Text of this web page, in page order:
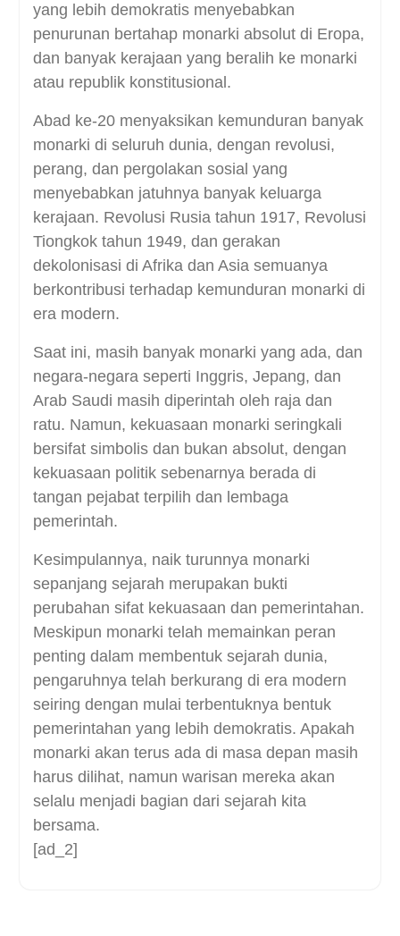
yang lebih demokratis menyebabkan
penurunan bertahap monarki absolut di Eropa,
dan banyak kerajaan yang beralih ke monarki
atau republik konstitusional.
Abad ke-20 menyaksikan kemunduran banyak
monarki di seluruh dunia, dengan revolusi,
perang, dan pergolakan sosial yang
menyebabkan jatuhnya banyak keluarga
kerajaan. Revolusi Rusia tahun 1917, Revolusi
Tiongkok tahun 1949, dan gerakan
dekolonisasi di Afrika dan Asia semuanya
berkontribusi terhadap kemunduran monarki di
era modern.
Saat ini, masih banyak monarki yang ada, dan
negara-negara seperti Inggris, Jepang, dan
Arab Saudi masih diperintah oleh raja dan
ratu. Namun, kekuasaan monarki seringkali
bersifat simbolis dan bukan absolut, dengan
kekuasaan politik sebenarnya berada di
tangan pejabat terpilih dan lembaga
pemerintah.
Kesimpulannya, naik turunnya monarki
sepanjang sejarah merupakan bukti
perubahan sifat kekuasaan dan pemerintahan.
Meskipun monarki telah memainkan peran
penting dalam membentuk sejarah dunia,
pengaruhnya telah berkurang di era modern
seiring dengan mulai terbentuknya bentuk
pemerintahan yang lebih demokratis. Apakah
monarki akan terus ada di masa depan masih
harus dilihat, namun warisan mereka akan
selalu menjadi bagian dari sejarah kita
bersama.
[ad_2]